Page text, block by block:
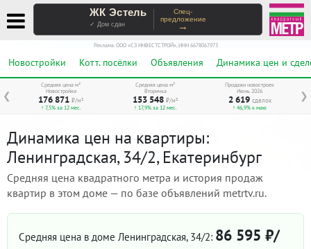
ЖК Эстель
✓ Дом сдан
Спец-
предложение
→
Реклама. ООО «СЗ ИНВЕСТСТРОЙ», ИНН 6678067973
Новостройки Котт. посёлки Объявления Динамика цен и
❮ ❯
Средняя цена м²
Новостройки
176 871 ₽/м²
↑ 7,5% за 12 мес.
Средняя цена м²
Вторичка
153 548 ₽/м²
↑ 17,9% за 12 мес.
Продажи новостроек
Июнь 2026
2 619 сделок
↑ 46,9% к маю
Динамика цен на квартиры:
Ленинградская, 34/2, Екатеринбург
Средняя цена квадратного метра и история продаж
квартир в этом доме — по базе объявлений metrtv.ru.
Средняя цена в доме Ленинградская, 34/2: 86 595 ₽/